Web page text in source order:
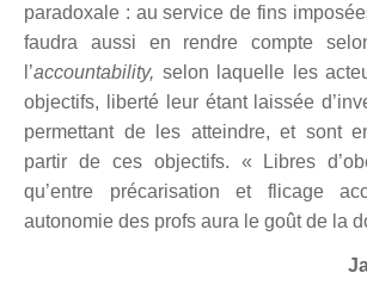
paradoxale : au service de fins
faudra aussi en rendre compte
l’accountability, selon laquelle les
objectifs, liberté leur étant laissée
permettant de les atteindre, et sont
partir de ces objectifs. «
Libres
qu’entre précarisation et flicage
autonomie des profs aura le goût de la